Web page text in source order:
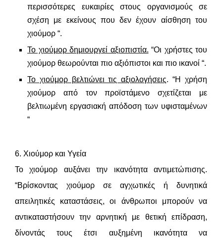
περισσότερες ευκαιρίες στους οργανισμούς σε
σχέση με εκείνους που δεν έχουν αίσθηση του
χιούμορ “.
Το χιούμορ δημιουργεί αξιοπιστία. “Οι χρήστες του
χιούμορ θεωρούνται πιο αξιόπιστοι και πιο ικανοί “.
Το χιούμορ βελτιώνει τις αξιολογήσεις. “Η χρήση
χιούμορ από τον προϊστάμενο σχετίζεται με
βελτιωμένη εργασιακή απόδοση των υφισταμένων
“
6. Χιούμορ και Υγεία
Το χιούμορ αυξάνει την ικανότητα αντιμετώπισης.
“Βρίσκοντας χιούμορ σε αγχωτικές ή δυνητικά
απειλητικές καταστάσεις, οι άνθρωποι μπορούν να
αντικαταστήσουν την αρνητική με θετική επίδραση,
δίνοντάς τους έτσι αυξημένη ικανότητα να